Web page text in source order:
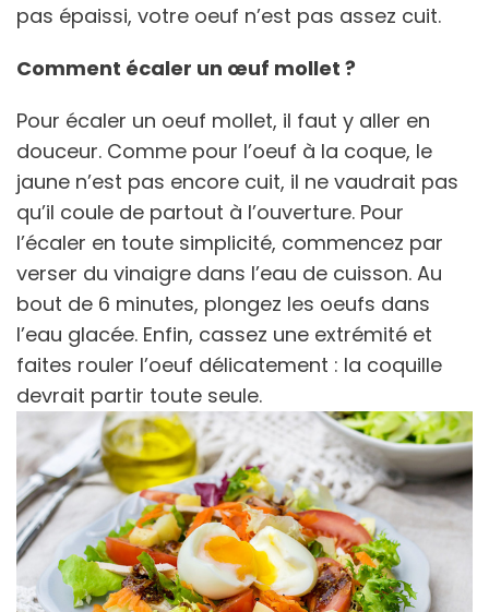
pas épaissi, votre oeuf n’est pas assez cuit.
Comment écaler un œuf mollet ?
Pour écaler un oeuf mollet, il faut y aller en
douceur. Comme pour l’oeuf à la coque, le
jaune n’est pas encore cuit, il ne vaudrait pas
qu’il coule de partout à l’ouverture. Pour
l’écaler en toute simplicité, commencez par
verser du vinaigre dans l’eau de cuisson. Au
bout de 6 minutes, plongez les oeufs dans
l’eau glacée. Enfin, cassez une extrémité et
faites rouler l’oeuf délicatement : la coquille
devrait partir toute seule.